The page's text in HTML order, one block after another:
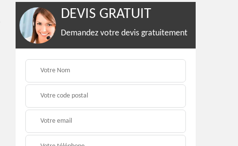
DEVIS GRATUIT
Demandez votre devis gratuitement